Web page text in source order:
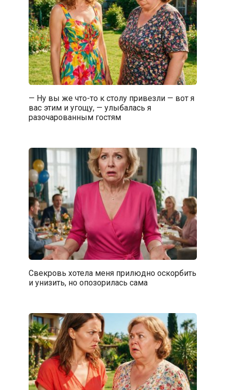
— Ну вы же что-то к столу привезли — вот я
вас этим и угощу, — улыбалась я
разочарованным гостям
Свекровь хотела меня прилюдно оскорбить
и унизить, но опозорилась сама